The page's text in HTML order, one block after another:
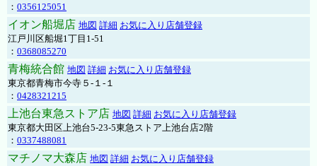
： 0356125051
イオン船堀店 地図 詳細 お気に入り店舗登録
江戸川区船堀1丁目1-51
： 0368085270
青梅統合館 地図 詳細 お気に入り店舗登録
東京都青梅市今寺５-１-１
： 0428321215
上池台東急ストア店 地図 詳細 お気に入り店舗登録
東京都大田区上池台5-23-5東急ストア上池台店2階
： 0337488081
マチノマ大森店 地図 詳細 お気に入り店舗登録